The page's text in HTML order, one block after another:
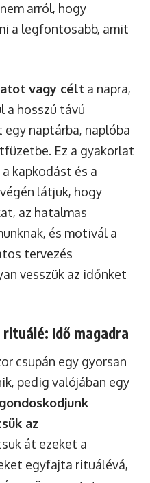
arról, hogy
a legfontosabb, amit
vagy célt a napra,
a hosszú távú
egy naptárba, naplóba
Ez a gyakorlat
kapkodást és a
látjuk, hogy
az hatalmas
és motivál a
tervezés
vesszük az időnket
Idő magadra
csupán egy gyorsan
pedig valójában egy
gondoskodjunk
az
át ezeket a
egyfajta rituálévá,